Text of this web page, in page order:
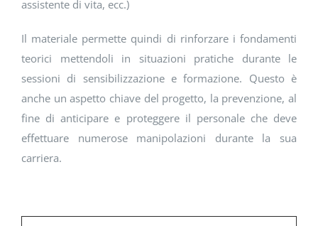
assistente di vita, ecc.)
Il materiale permette quindi di rinforzare i fondamenti
teorici mettendoli in situazioni pratiche durante le
sessioni di sensibilizzazione e formazione. Questo è
anche un aspetto chiave del progetto, la prevenzione, al
fine di anticipare e proteggere il personale che deve
effettuare numerose manipolazioni durante la sua
carriera.